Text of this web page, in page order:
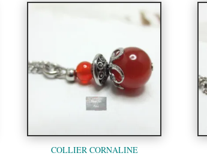
COLLIER CORNALINE